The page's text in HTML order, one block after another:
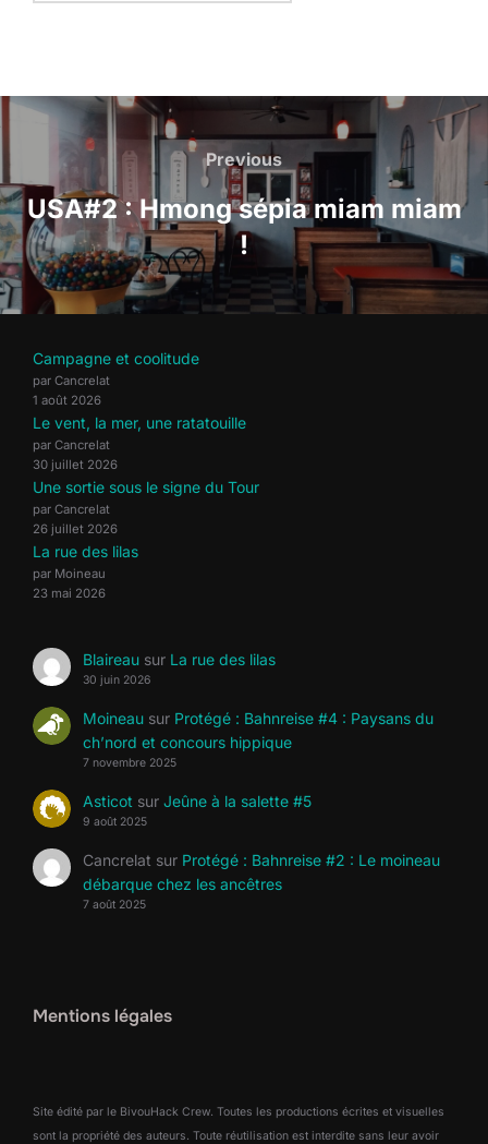
Navigation
de
l’article
Previous
Previous
USA#2 : Hmong sépia miam miam
!
Campagne et coolitude
par Cancrelat
1 août 2026
Le vent, la mer, une ratatouille
par Cancrelat
30 juillet 2026
Une sortie sous le signe du Tour
par Cancrelat
26 juillet 2026
La rue des lilas
par Moineau
23 mai 2026
Blaireausur La rue des lilas
30 juin 2026
Moineausur Protégé : Bahnreise #4 : Paysans du
ch’nord et concours hippique
7 novembre 2025
Asticot sur Jeûne à la salette #5
9 août 2025
Cancrelat sur Protégé : Bahnreise #2 : Le moineau
débarque chez les ancêtres
7 août 2025
Mentions légales
Site édité par le BivouHack Crew. Toutes les productions écrites et visuelles
sont la propriété des auteurs. Toute réutilisation est interdite sans leur avoir